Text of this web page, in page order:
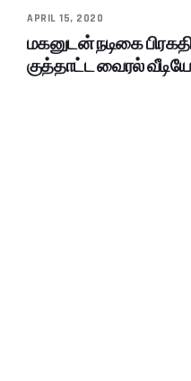
APRIL 15, 2020
மகனுடன் நடிகை
குத்தாட்ட வைரல்